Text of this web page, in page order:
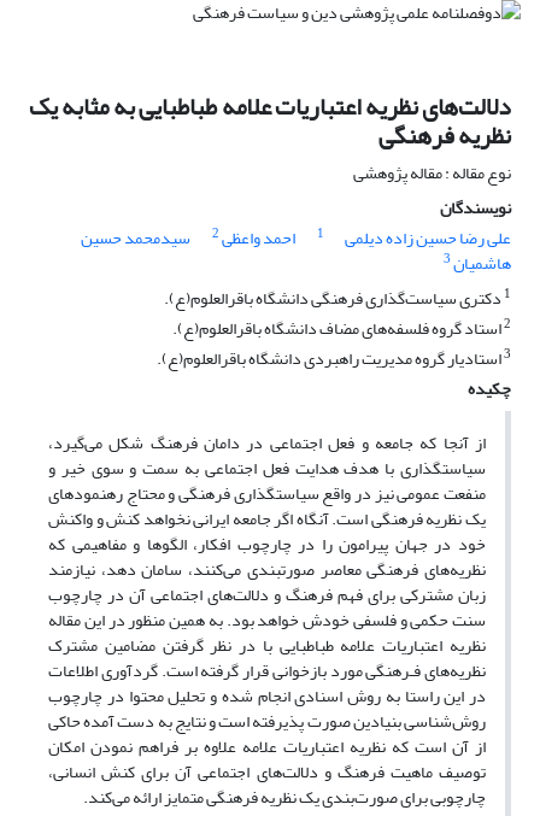
دلالت‌های نظریه اعتباریات علامه طباطبایی به مثابه یک
نظریه فرهنگی
نوع مقاله : مقاله پژوهشی
نویسندگان
علی رضا حسین زاده دیلمی
1 احمد واعظی2 سیدمحمد حسین
هاشمیان3
1 دکتری سیاست‌گذاری فرهنگی دانشگاه باقرالعلوم(ع).
2استاد گروه فلسفه‌های مضاف دانشگاه باقرالعلوم(ع).
3استادیار گروه مدیریت راهبردی دانشگاه باقرالعلوم(ع).
چکیده
از آنجا که جامعه و فعل اجتماعی در دامان فرهنگ شکل‌ می‌گیرد،
سیاستگذاری با هدف هدایت فعل اجتماعی به سمت و سوی خیر و
منفعت عمومی نیز در واقع سیاستگذاری فرهنگی و محتاج رهنمودهای
یک نظریه فرهنگی است. آنگاه اگر جامعه ایرانی نخواهد کنش و واکنش
خود در جهان پیرامون را در چارچوب افکار، الگوها و مفاهیمی که
نظریه‌های فرهنگی معاصر صورتبندی می‌کنند، سامان دهد، نیازمند
زبان مشترکی برای فهم فرهنگ و دلالت‌های اجتماعی آن در چارچوب
سنت حکمی و فلسفی خودش خواهد بود. به همین منظور در این مقاله
نظریه اعتباریات علامه طباطبایی با در نظر گرفتن مضامین مشترک
نظریه‌های فـرهنگی مورد بازخوانی قرار گرفته است. گردآوری اطلاعات
در این راستا به روش اسنادی انجام شده و تحلیل محتوا در چارچوب
روش‌شناسی بنیادین صورت پذیرفته است و نتایج به دست آمده حاکی
از آن است که نظریه اعتباریات علامه علاوه بر فراهم نمودن امکان
توصیف ماهیت فرهنگ و دلالت‌های اجتماعی آن برای کنش انسانی،
چارچوبی برای صورت‌بندی یک نظریه فرهنگی متمایز ارائه می‌کند.